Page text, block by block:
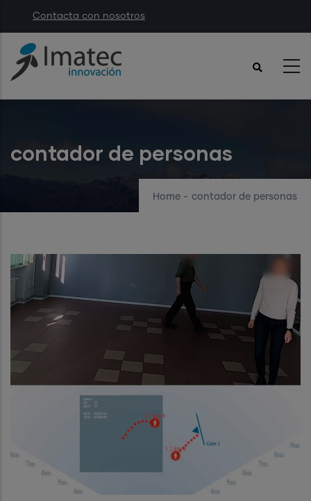
to
main
content
Contacta con nosotros
contador de personas
Home - contador de personas